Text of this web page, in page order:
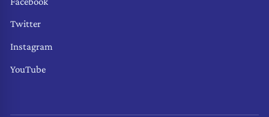
Twitter
Instagram
YouTube